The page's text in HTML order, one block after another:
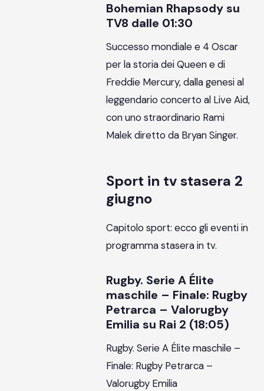
Bohemian Rhapsody su
TV8 dalle 01:30
Successo mondiale e 4 Oscar
per la storia dei Queen e di
Freddie Mercury, dalla genesi al
leggendario concerto al Live Aid,
con uno straordinario Rami
Malek diretto da Bryan Singer.
Sport in tv stasera 2
giugno
Capitolo sport: ecco gli eventi in
programma stasera in tv.
Rugby. Serie A Élite
maschile – Finale: Rugby
Petrarca – Valorugby
Emilia su Rai 2 (18:05)
Rugby. Serie A Élite maschile –
Finale: Rugby Petrarca –
Valorugby Emilia